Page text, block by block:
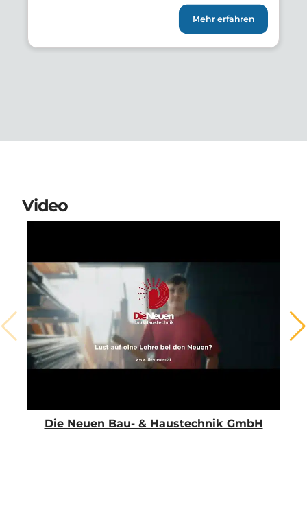
Einblicke in die Berufswelt – egal, ob du
live vor Ort oder bequem online dabei
bist. 📍 Vor Ort im Cineplexx Airport
Salzburg am 23. […]
Mehr erfahren
Video
Die Neuen Bau- & Haustechnik GmbH